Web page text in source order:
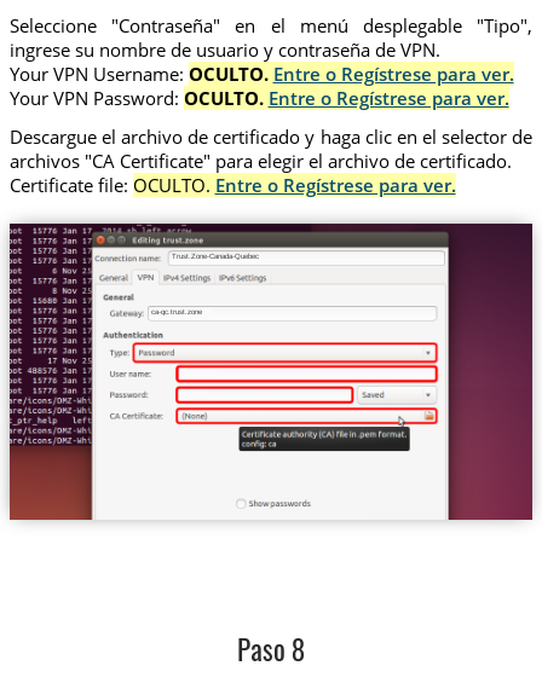
Seleccione "Contraseña" en el menú desplegable "Tipo",
ingrese su nombre de usuario y contraseña de VPN.
Your VPN Username: OCULTO. Entre o Regístrese para ver.
Your VPN Password: OCULTO. Entre o Regístrese para ver.
Descargue el archivo de certificado y haga clic en el selector de
archivos "CA Certificate" para elegir el archivo de certificado.
Certificate file: OCULTO. Entre o Regístrese para ver.
Trust.Zone-Canada-Quebec
ca-qc.trust.zone
Paso 8